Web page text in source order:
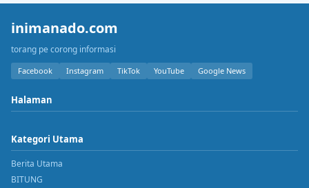
inimanado.com
torang pe corong informasi
Facebook Instagram TikTok YouTube Google News
Halaman
Kategori Utama
Berita Utama
BITUNG